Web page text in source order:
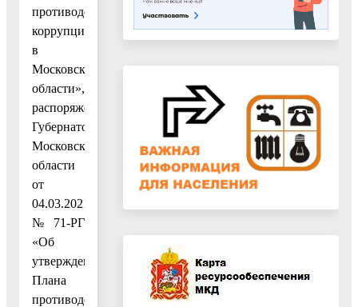
противодействию
коррупции
в
Московской
области»,
распоряжением
Губернатора
Московской
области
от
04.03.2021
№ 71-РГ
«Об
утверждении
Плана
противодействия